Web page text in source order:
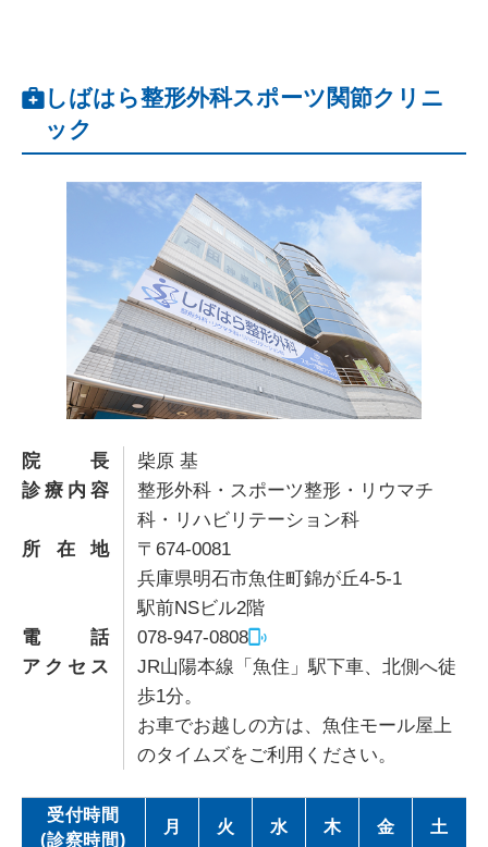
しばはら整形外科スポーツ関節クリニ
ック
院長
柴原 基
診療内容
整形外科・スポーツ整形・リウマチ
科・リハビリテーション科
所在地
〒674-0081
兵庫県明石市魚住町錦が丘4-5-1
駅前NSビル2階
電話
078-947-0808
アクセス
JR山陽本線「魚住」駅下車、北側へ徒
歩1分。
お車でお越しの方は、魚住モール屋上
のタイムズをご利用ください。